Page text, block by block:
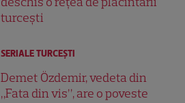
turcești
SERIALE TURCEŞTI
Demet Özdemir, vedeta din
„Fata din vis”, are o poveste